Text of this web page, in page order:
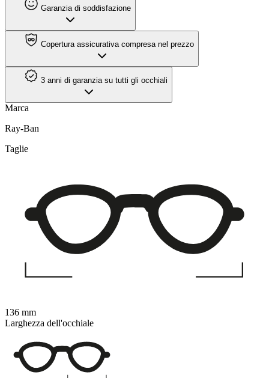
Garanzia di soddisfazione
Copertura assicurativa compresa nel prezzo
3 anni di garanzia su tutti gli occhiali
Marca
Ray-Ban
Taglie
136 mm
Larghezza dell'occhiale